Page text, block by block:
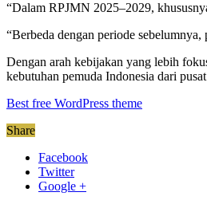
“Dalam RPJMN 2025–2029,
“Berbeda dengan periode
Dengan arah kebijakan yang lebih
kebutuhan pemuda Indonesia dari
Best free WordPress theme
Share
Facebook
Twitter
Google +